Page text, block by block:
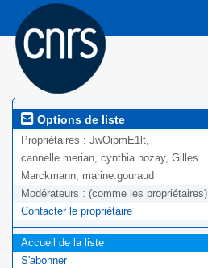
Options de liste
Propriétaires : JwOipmE1lt,
cannelle.merian, cynthia.nozay, Gilles
Marckmann, marine.gouraud
Modérateurs : (comme les propriétaires)
Contacter le propriétaire
Accueil de la liste
S'abonner